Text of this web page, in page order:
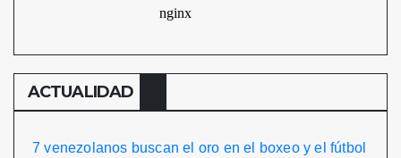
ACTUALIDAD
7 venezolanos buscan el oro en el boxeo y el fútbol